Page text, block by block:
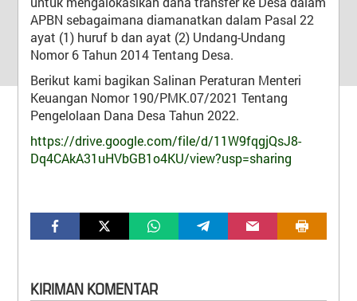
Desa : Lainungan
Provinsi
APBN sebagaimana diamanatkan dalam Pasal 22
ayat (1) huruf b dan ayat (2) Undang-Undang
Nomor 6 Tahun 2014 Tentang Desa.
Berikut kami bagikan Salinan Peraturan Menteri
Keuangan Nomor 190/PMK.07/2021 Tentang
Pengelolaan Dana Desa Tahun 2022.
https://drive.google.com/file/d/11W9fqgjQsJ8-
Dq4CAkA31uHVbGB1o4KU/view?usp=sharing
KIRIMAN KOMENTAR
Tidak Ada di Kantor
ANDI RUSLI
Kepala Dusun II Makkadae
Tidak Ada di Kantor
AGUSTANG
Kepala Dusun III Toddang Paberre
Tidak Ada di Kantor
NAWIR
Ketua BPD
Wakil Ketua BPD
Tidak Ada di Kantor
Sekretaris BPD
Tidak Ada di Kantor